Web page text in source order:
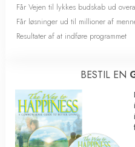
Får Vejen til lykkes budskab ud
Får løsninger ud til millioner af
Resultater af at indføre programmet
BESTIL EN